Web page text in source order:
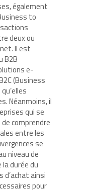
également
to
deux ou
Il est
B2B
e-
(Business
Néanmoins, il
qui se
comprendre
entre les
se
niveau de
durée du
d’achat ainsi
pour